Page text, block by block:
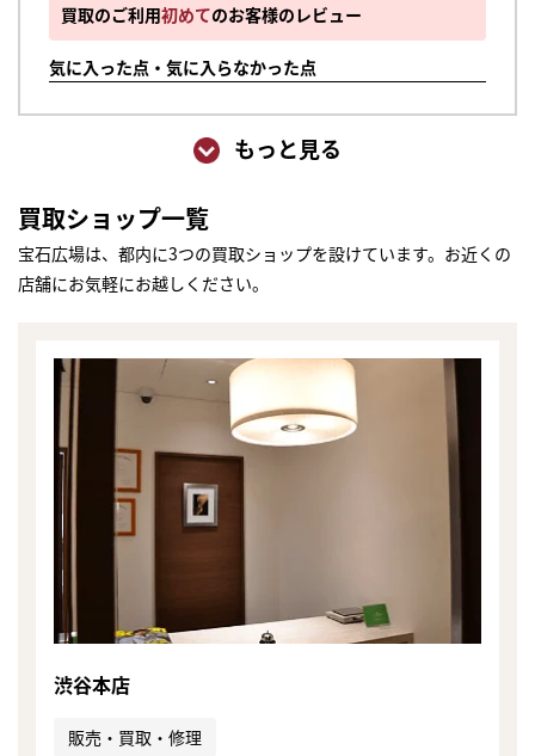
買取のご利用初めてのお客様のレビュー
気に入った点・気に入らなかった点
もっと見る
買取ショップ一覧
宝石広場は、都内に3つの買取ショップを設けています。お近くの
店舗にお気軽にお越しください。
渋谷本店
販売・買取・修理